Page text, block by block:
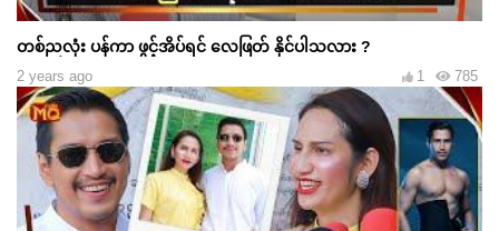
တစ်ညလုံး ပန်ကာ ဖွင့်အိပ်ရင် လေဖြတ် နိုင်ပါသလား ?
2 years ago 785
1